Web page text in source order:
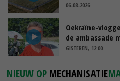
06-08-2026
Oekraïne-
de ambassade
GISTEREN, 12:00
NIEUW OP MECHANISATIE